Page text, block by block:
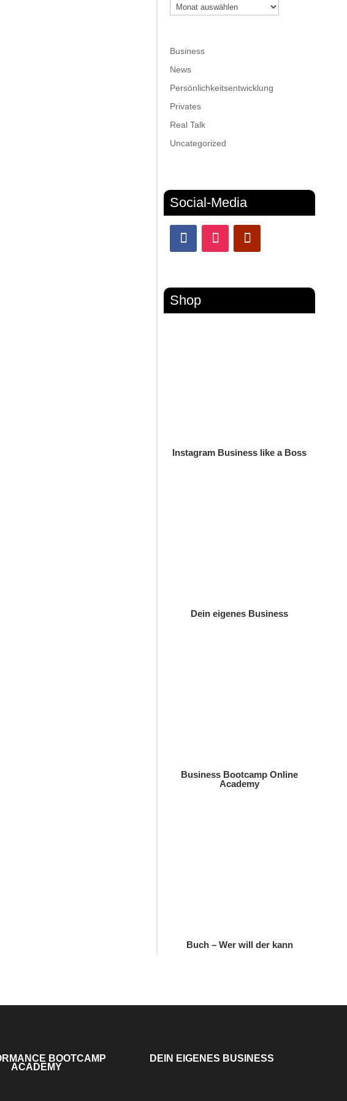
Archiv
Business
News
Persönlichkeitsentwicklung
Privates
Real Talk
Uncategorized
Social-Media
Shop
Instagram Business like a Boss
Dein eigenes Business
Business Bootcamp Online
Academy
Buch – Wer will der kann
BOOTCAMP
ACADEMY
DEIN EIGENES BUSINESS